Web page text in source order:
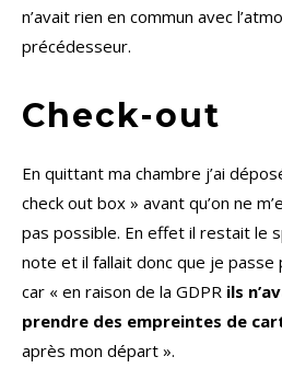
n’avait rien en commun avec
précédesseur.
Check-out
En quittant ma chambre j’ai
check out box » avant qu’on ne
pas possible. En effet il restait le
note et il fallait donc que je
car « en raison de la GDPR ils
prendre des empreintes de
après mon départ ».